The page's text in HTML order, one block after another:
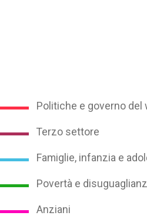
Politiche e governo del
Terzo settore
Famiglie, infanzia e
Povertà e
Anziani